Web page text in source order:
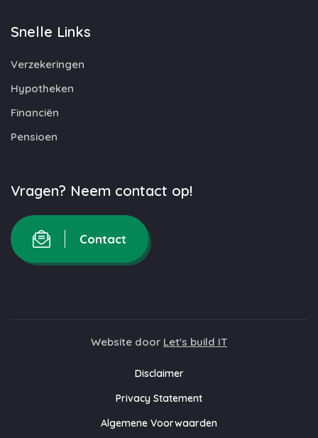
Snelle Links
Verzekeringen
Hypotheken
Financiën
Pensioen
Vragen? Neem contact op!
Contact
Website door Let's build IT
Disclaimer
Privacy Statement
Algemene Voorwaarden